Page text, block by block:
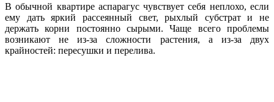
В обычной квартире аспарагус чувствует себя неплохо, если
ему дать яркий рассеянный свет, рыхлый субстрат и не
держать корни постоянно сырыми. Чаще всего проблемы
возникают не из-за сложности растения, а из-за двух
крайностей: пересушки и перелива.